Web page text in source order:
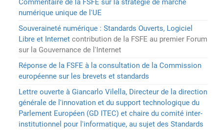
Commentaire de la FSFE sur la stratégie de marché
numérique unique de l'UE
Souveraineté numérique : Standards Ouverts, Logiciel
Libre et Internet contribution de la FSFE au premier Forum
sur la Gouvernance de l'Internet
Réponse de la FSFE à la consultation de la Commission
européenne sur les brevets et standards
Lettre ouverte à Giancarlo Vilella, Directeur de la direction
générale de l'innovation et du support technologique du
Parlement Européen (GD ITEC) et chaire du comité inter-
institutionnel pour l'informatique, au sujet des Standards